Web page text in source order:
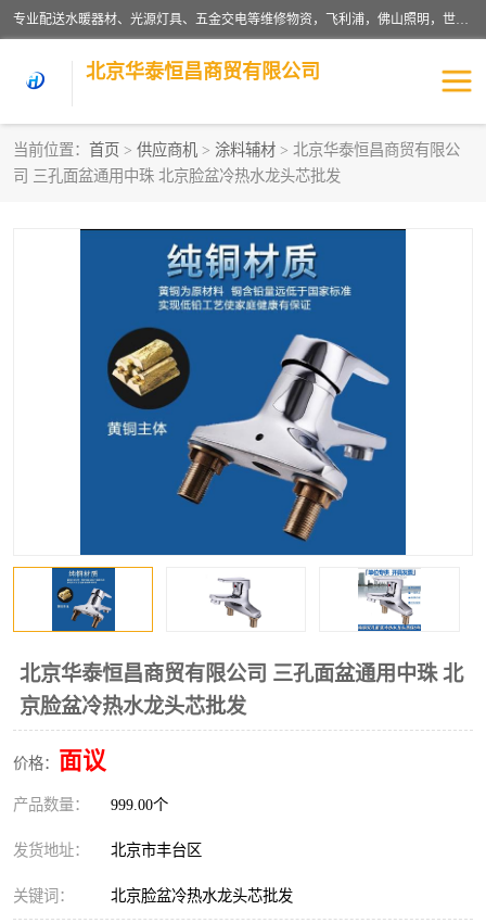
专业配送水暖器材、光源灯具、五金交电等维修物资，飞利浦，佛山照明，世达，博世，九牧，特陶等各产品涉及国内外知名品牌。公司专注与物业、学校、酒店、工厂等单位合作，提供一站式配送服务，降低客户综合成本。依托电子商务改变传统模式，以专业的团队为客户提供24H物资配送到达，货到月结、统一开票，便捷退换等服务，提高了企业的运营效率。
北京华泰恒昌商贸有限公司
当前位置： 首页 > 供应商机 > 涂料辅材 > 北京华泰恒昌商贸有限公
司 三孔面盆通用中珠 北京脸盆冷热水龙头芯批发
北京华泰恒昌商贸有限公司 三孔面盆通用中珠 北
京脸盆冷热水龙头芯批发
价格： 面议
产品数量： 999.00个
发货地址： 北京市丰台区
关键词： 北京脸盆冷热水龙头芯批发
水暖阀门 电料灯饰
涂料辅材